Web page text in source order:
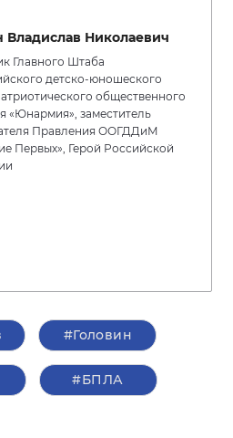
Владислав Николаевич
Главного Штаба
детско-юношеского
общественного
«Юнармия», заместитель
Правления ООГДДиМ
Первых», Герой Российской
#Головин
#БПЛА